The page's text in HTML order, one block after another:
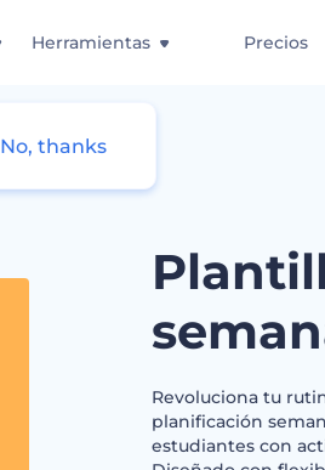
Herramientas Precios
Revoluciona tu
planificación
estudiantes con
No, thanks